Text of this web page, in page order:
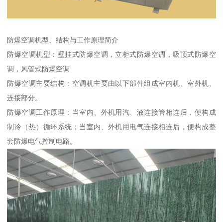
防爆空调机型、结构与工作原理简介
防爆空调机型：壁挂式防爆空调，立柜式防爆空调，吸顶式防爆空
调，风管式防爆空调
防爆空调主要结构：空调机主要由以下部件组成室内机、室外机、
连接部分。
防爆空调工作原理：当室内、外机用汽、液连接管相连后，便构成
制冷（热）循环系统；当室内、外机用电气连接相连后，便构成整
套防爆电气控制电路。